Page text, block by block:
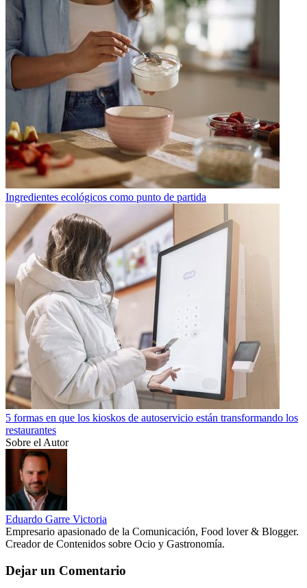
Ingredientes ecológicos como punto de partida
5 formas en que los kioskos de autoservicio están transformando los
restaurantes
Sobre el Autor
Eduardo Garre Victoria
Empresario apasionado de la Comunicación, Food lover & Blogger.
Creador de Contenidos sobre Ocio y Gastronomía.
Dejar un Comentario